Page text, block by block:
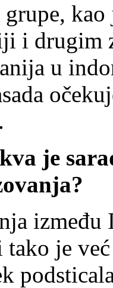
grupe,
i drugim
u
je
tako je